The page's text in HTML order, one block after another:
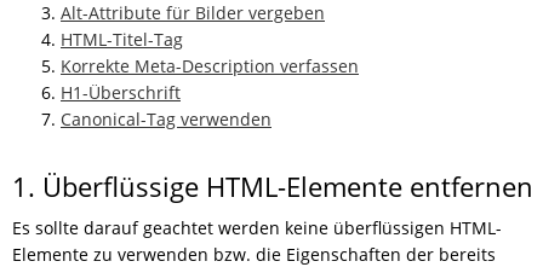
Alt-Attribute für Bilder vergeben
HTML-Titel-Tag
Korrekte Meta-Description verfassen
H1-Überschrift
Canonical-Tag verwenden
1. Überflüssige HTML-Elemente entfernen
Es sollte darauf geachtet werden keine überflüssigen HTML-
Elemente zu verwenden bzw. die Eigenschaften der bereits